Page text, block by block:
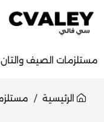
مستلزمات الصيف والتان
الرئيسية